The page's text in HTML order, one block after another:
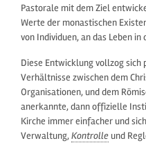
Pastorale mit dem Ziel
Werte der monastischen
von Individuen, an das Leben
Diese Entwicklung vollzog
Verhältnisse zwischen dem
Organisationen, und dem
anerkannte, dann offizielle
Kirche immer einfacher und
Verwaltung,Kontrolle und